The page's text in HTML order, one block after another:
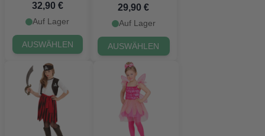
32,90 €
Auf Lager
AUSWÄHLEN
29,90 €
Auf Lager
AUSWÄHLEN